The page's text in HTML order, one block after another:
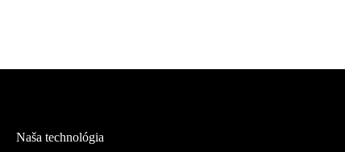
Naša technológia